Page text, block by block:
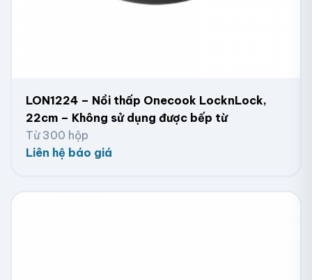
LON1224 – Nồi thấp Onecook LocknLock,
22cm – Không sử dụng được bếp từ
Từ 300 hộp
Liên hệ báo giá